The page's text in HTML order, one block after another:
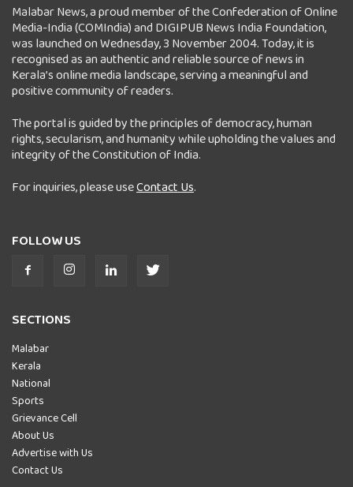
Malabar News, a proud member of the Confederation of Online
Media-India (COMIndia) and DIGIPUB News India Foundation,
was launched on Wednesday, 3 November 2004. Today, it is
recognised as an authentic and reliable source of news in
Kerala’s online media landscape, serving a meaningful and
positive community of readers.
The portal is guided by the principles of democracy, human
rights, secularism, and humanity while upholding the values and
integrity of the Constitution of India.
For inquiries, please useContact Us.
FOLLOW US
SECTIONS
Malabar
Kerala
National
Sports
Grievance Cell
About Us
Advertise with Us
Contact Us